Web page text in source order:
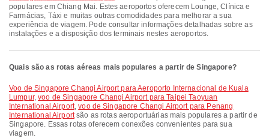
populares em Chiang Mai. Estes aeroportos oferecem Lounge, Clínica e
Farmácias, Táxi e muitas outras comodidades para melhorar a sua
experiência de viagem. Pode consultar informações detalhadas sobre as
instalações e a disposição dos terminais nestes aeroportos.
Quais são as rotas aéreas mais populares a partir de Singapore?
voo de Singapore Changi Airport para Aeroporto Internacional de Kuala
Lumpur,voo de Singapore Changi Airport para Taipei Taoyuan
International Airport,voo de Singapore Changi Airport para Penang
International Airportsão as rotas aeroportuárias mais populares a partir de
Singapore. Essas rotas oferecem conexões convenientes para sua
viagem.